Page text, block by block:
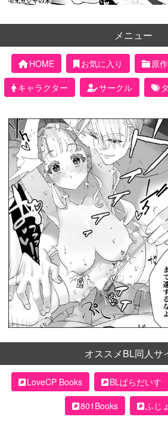
メニュー
HOME お気に入り 原作
キャラクター
サークル
オススメBL同人サ
LoveCP Books BLぱらだいす
801Books
ふじ